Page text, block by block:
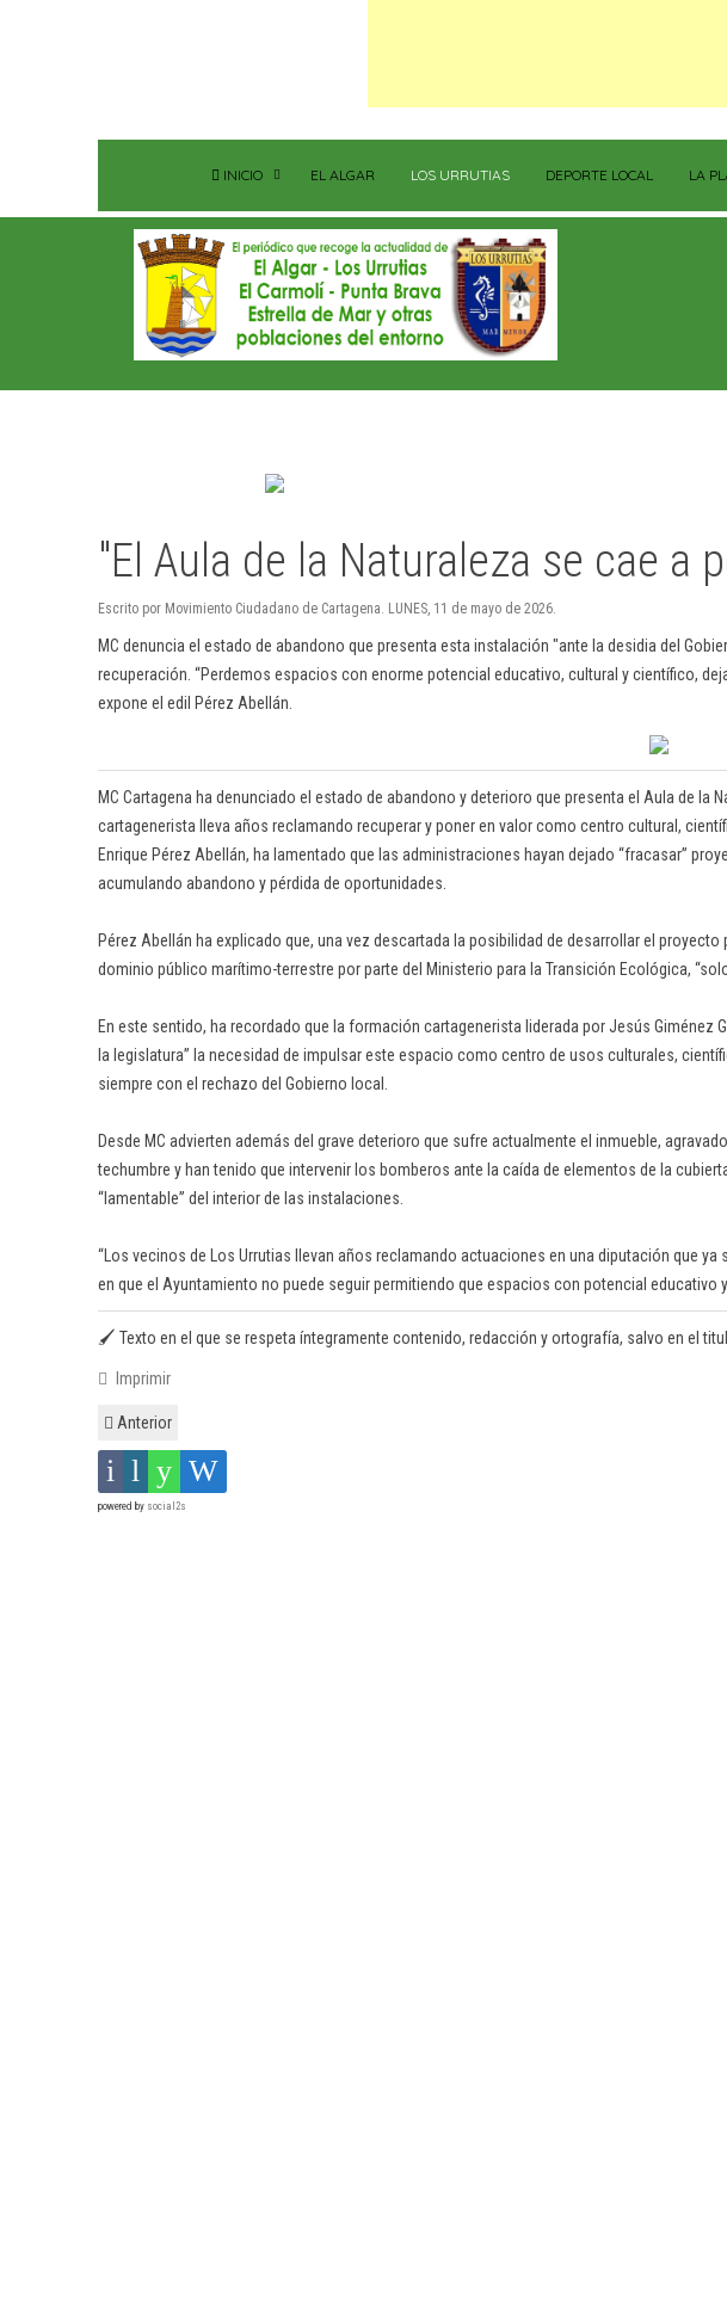
INICIO EL ALGAR LOS URRUTIAS DEPORTE LOCAL LA
"El Aula de la Naturaleza se cae a
Escrito por Movimiento Ciudadano de Cartagena. LUNES, 11 de mayo de 2026.
MC denuncia el estado de abandono que presenta esta instalación "ante la desidia del
recuperación. “Perdemos espacios con enorme potencial educativo, cultural y científico,
expone el edil Pérez Abellán.
MC Cartagena ha denunciado el estado de abandono y deterioro que presenta el Aula de la
cartagenerista lleva años reclamando recuperar y poner en valor como centro cultural,
Enrique Pérez Abellán, ha lamentado que las administraciones hayan dejado “fracasar”
acumulando abandono y pérdida de oportunidades.
Pérez Abellán ha explicado que, una vez descartada la posibilidad de desarrollar el
dominio público marítimo-terrestre por parte del Ministerio para la Transición Ecológica,
En este sentido, ha recordado que la formación cartagenerista liderada por Jesús
la legislatura” la necesidad de impulsar este espacio como centro de usos culturales,
siempre con el rechazo del Gobierno local.
Desde MC advierten además del grave deterioro que sufre actualmente el inmueble,
techumbre y han tenido que intervenir los bomberos ante la caída de elementos de la
“lamentable” del interior de las instalaciones.
“Los vecinos de Los Urrutias llevan años reclamando actuaciones en una diputación que
en que el Ayuntamiento no puede seguir permitiendo que espacios con potencial
🖌️ Texto en el que se respeta íntegramente contenido, redacción y ortografía, salvo en el
Imprimir
Anterior
powered by social2s